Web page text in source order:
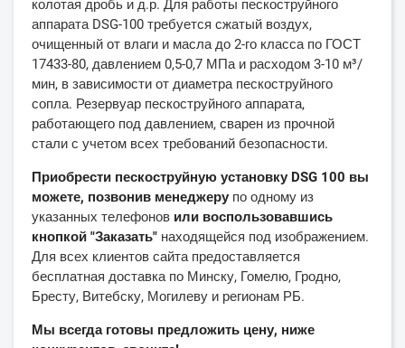
колотая дробь и д.р. Для работы пескоструйного
аппарата DSG-100 требуется сжатый воздух,
очищенный от влаги и масла до 2-го класса по ГОСТ
17433-80, давлением 0,5-0,7 МПа и расходом 3-10 м³/
мин, в зависимости от диаметра пескоструйного
сопла. Резервуар пескоструйного аппарата,
работающего под давлением, сварен из прочной
стали с учетом всех требований безопасности.
Приобрести пескоструйную установку DSG 100 вы
можете, позвонив менеджеру по одному из
указанных телефонов или воспользовавшись
кнопкой "Заказать" находящейся под изображением.
Для всех клиентов сайта предоставляется
бесплатная доставка по Минску, Гомелю, Гродно,
Бресту, Витебску, Могилеву и регионам РБ.
Мы всегда готовы предложить цену, ниже